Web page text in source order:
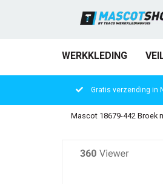
WERKKLEDING
Gratis verzending in
Mascot 18679-442 Broek